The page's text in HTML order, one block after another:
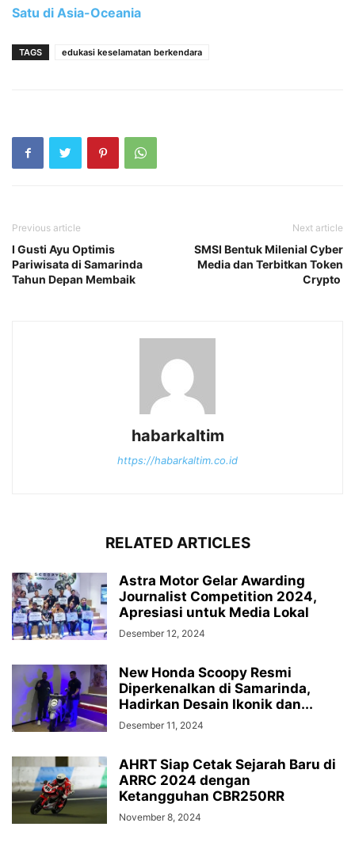
Satu di Asia-Oceania
TAGS edukasi keselamatan berkendara
Previous article
I Gusti Ayu Optimis
Pariwisata di Samarinda
Tahun Depan Membaik
Next article
SMSI Bentuk Milenial Cyber
Media dan Terbitkan Token
Crypto
habarkaltim
https://habarkaltim.co.id
RELATED ARTICLES
Astra Motor Gelar Awarding
Journalist Competition 2024,
Apresiasi untuk Media Lokal
Desember 12, 2024
New Honda Scoopy Resmi
Diperkenalkan di Samarinda,
Hadirkan Desain Ikonik dan...
Desember 11, 2024
AHRT Siap Cetak Sejarah Baru di
ARRC 2024 dengan
Ketangguhan CBR250RR
November 8, 2024